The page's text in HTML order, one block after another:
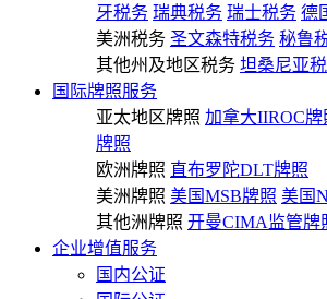
牙税务 瑞典税务 瑞士税务 德
美洲税务 圣文森特税务 秘鲁
其他州及地区税务 坦桑尼亚
国际牌照服务
亚太地区牌照 加拿大IIROC牌
牌照
欧洲牌照 直布罗陀DLT牌照
美洲牌照 美国MSB牌照 美国
其他洲牌照 开曼CIMA监管牌
企业增值服务
国内公证